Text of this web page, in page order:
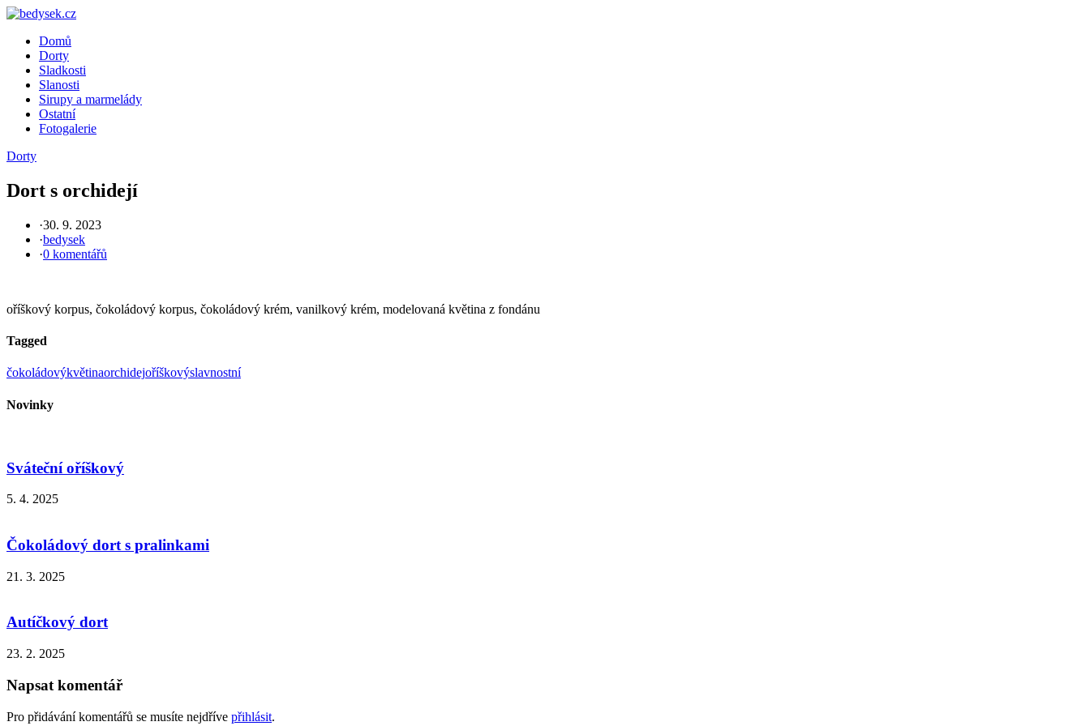
Skip
contentDomů
Dorty
Sladkosti
Slanosti
Sirupy a marmelády
Ostatní
Fotogalerie
Dorty
Dort s orchidejí
·30. 9. 2023
·bedysek
·0 komentářů
oříškový korpus, čokoládový korpus, čokoládový krém, vanilkový krém, modelovaná květina z fondánu
Tagged
čokoládovýkvětinaorchidejoříškovýslavnostní
Novinky
Sváteční oříškový
5. 4. 2025
Čokoládový dort s pralinkami
21. 3. 2025
Autíčkový dort
23. 2. 2025
Napsat komentář
Pro přidávání komentářů se musíte nejdříve přihlásit.